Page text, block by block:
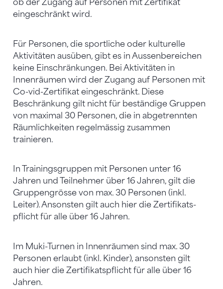
ob der Zugang auf Personen mit Zertifikat
eingeschränkt wird.
Für Personen, die sportliche oder kulturelle
Aktivitäten ausüben, gibt es in Aussenbereichen
keine Einschränkungen. Bei Aktivitäten in
Innenräumen wird der Zugang auf Personen mit
Co-vid-Zertifikat eingeschränkt. Diese
Beschränkung gilt nicht für beständige Gruppen
von maximal 30 Personen, die in abgetrennten
Räumlichkeiten regelmässig zusammen
trainieren.
In Trainingsgruppen mit Personen unter 16
Jahren und Teilnehmer über 16 Jahren, gilt die
Gruppengrösse von max. 30 Personen (inkl.
Leiter). Ansonsten gilt auch hier die Zertifikats-
pflicht für alle über 16 Jahren.
Im Muki-Turnen in Innenräumen sind max. 30
Personen erlaubt (inkl. Kinder), ansonsten gilt
auch hier die Zertifikatspflicht für alle über 16
Jahren.